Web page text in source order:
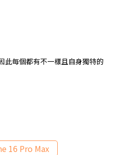
此每個都有不一樣且自身獨特的
16 Pro Max